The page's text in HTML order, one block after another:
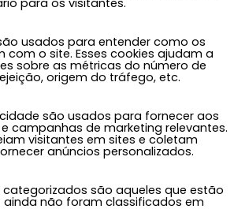
para os visitantes.
usados para entender como os
com o site. Esses cookies ajudam a
sobre as métricas do número de
origem do tráfego, etc.
são usados para fornecer aos
campanhas de marketing relevantes.
visitantes em sites e coletam
anúncios personalizados.
são aqueles que estão
ainda não foram classificados em